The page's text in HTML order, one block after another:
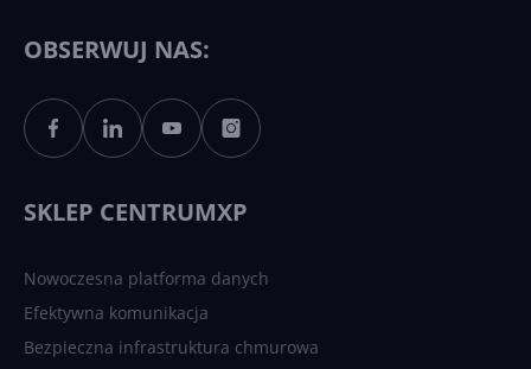
OBSERWUJ NAS:
SKLEP CENTRUMXP
Nowoczesna platforma danych
Efektywna komunikacja
Bezpieczna infrastruktura chmurowa